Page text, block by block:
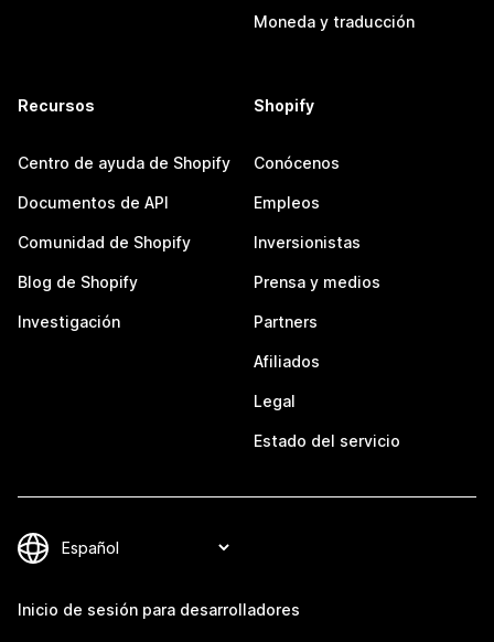
Moneda y traducción
Recursos
Centro de ayuda de Shopify
Documentos de API
Comunidad de Shopify
Blog de Shopify
Investigación
Shopify
Conócenos
Empleos
Inversionistas
Prensa y medios
Partners
Afiliados
Legal
Estado del servicio
Inicio de sesión para desarrolladores